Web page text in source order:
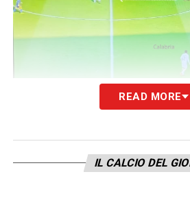
L’ex Empoli, in particolare,
è un esempio l’azione del
Leao dopo pochi minuti:
READ MORE
IL CALCIO DEL